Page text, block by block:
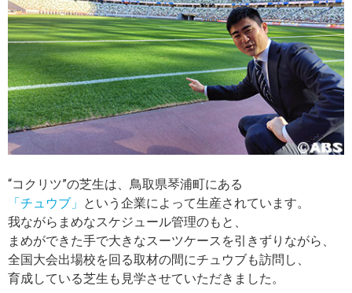
“コクリツ”の芝生は、鳥取県琴浦町にある
「チュウブ」 という企業によって生産されています。
我ながらまめなスケジュール管理のもと、
まめができた手で大きなスーツケースを引きずりながら、
全国大会出場校を回る取材の間にチュウブも訪問し、
育成している芝生も見学させていただきました。